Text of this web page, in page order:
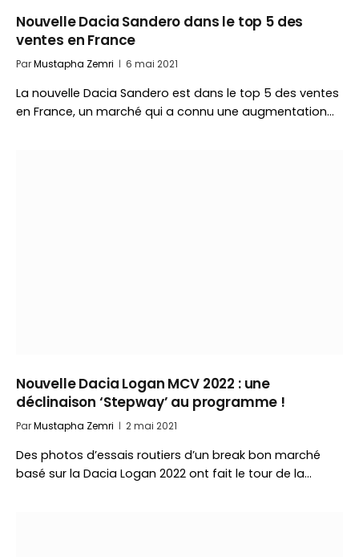
Nouvelle Dacia Sandero dans le top 5 des
ventes en France
ParMustapha Zemri 6 mai 2021
La nouvelle Dacia Sandero est dans le top 5 des ventes
en France, un marché qui a connu une augmentation…
Nouvelle Dacia Logan MCV 2022 : une
déclinaison ‘Stepway’ au programme !
ParMustapha Zemri 2 mai 2021
Des photos d’essais routiers d’un break bon marché
basé sur la Dacia Logan 2022 ont fait le tour de la…